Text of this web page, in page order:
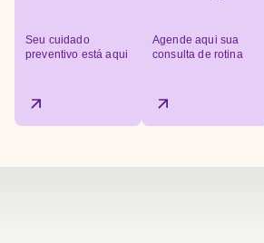
Seu cuidado
preventivo está aqui
Agende aqui sua
consulta de rotina